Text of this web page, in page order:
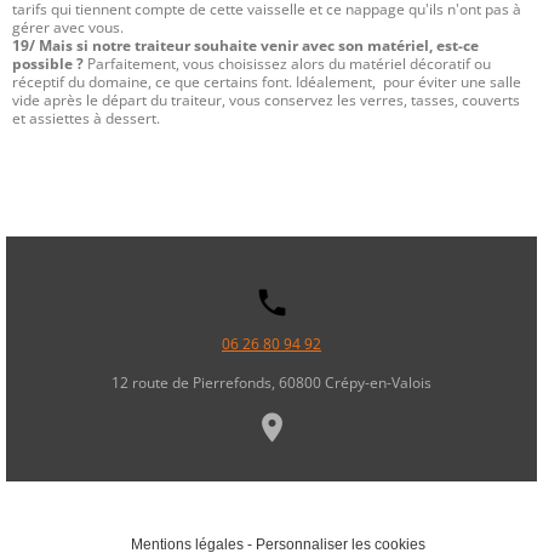
tarifs qui tiennent compte de cette vaisselle et ce nappage qu'ils n'ont pas à
gérer avec vous.
19/ Mais si notre traiteur souhaite venir avec son matériel, est-ce
possible ? Parfaitement, vous choisissez alors du matériel décoratif ou
réceptif du domaine, ce que certains font. Idéalement, pour éviter une salle
vide après le départ du traiteur, vous conservez les verres, tasses, couverts
et assiettes à dessert.
local_phone
06 26 80 94 92
12 route de Pierrefonds, 60800 Crépy-en-Valois
place
Mentions légales- Personnaliser les cookies